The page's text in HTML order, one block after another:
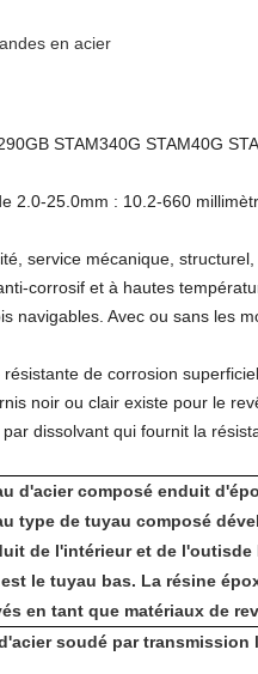
en acier
STAM340G STAM40G
2.0-25.0mm : 10.2-660
service mécanique,
corrosif et à hautes
navigables. Avec ou sans les
de corrosion
noir ou clair existe pour le
dissolvant qui fournit la
d'acier composé enduit
type de tuyau composé
de l'intérieur et de l'outisde
le tuyau bas. La résine
en tant que matériaux de
soudé par transmission